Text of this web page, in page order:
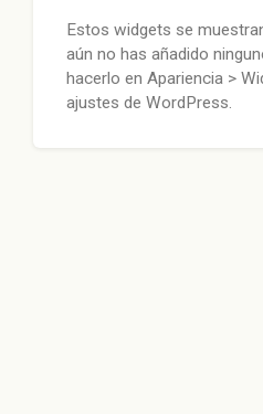
Estos widgets se
aún no has añadido
hacerlo en Apariencia >
ajustes de WordPress.